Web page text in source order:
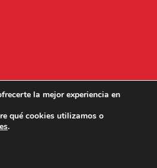
la mejor experiencia en
qué cookies utilizamos o
.